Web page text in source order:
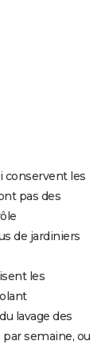
conservent les
pas des
de jardiniers
les
lavage des
par semaine, ou